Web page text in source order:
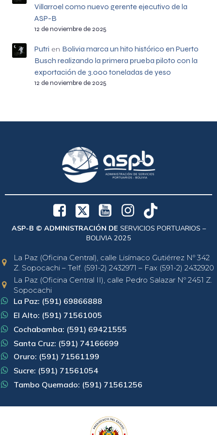
Villarroel como nuevo gerente ejecutivo de la
ASP-B
12 de noviembre de 2025
Putri en Bolivia marca un hito histórico en Puerto
Busch realizando la primera prueba piloto con la
exportación de 3.000 toneladas de yeso
12 de noviembre de 2025
ASP-B © ADMINISTRACIÓN DE SERVICIOS PORTUARIOS –
BOLIVIA 2025
La Paz (Oficina Central), calle Lisímaco Gutiérrez Nº 342
Z. Sopocachi – Telf. (591-2) 2432971 – Fax (591-2) 2432920
La Paz (Oficina Central II), calle Pedro Salazar Nº 2451 Z.
Sopocachi
La Paz: (591) 69866888
El Alto: (591) 71561005
Cochabamba: (591) 69421555
Santa Cruz: (591) 74166699
Oruro: (591) 71561199
Sucre: (591) 71561054
Tambo Quemado: (591) 71561256